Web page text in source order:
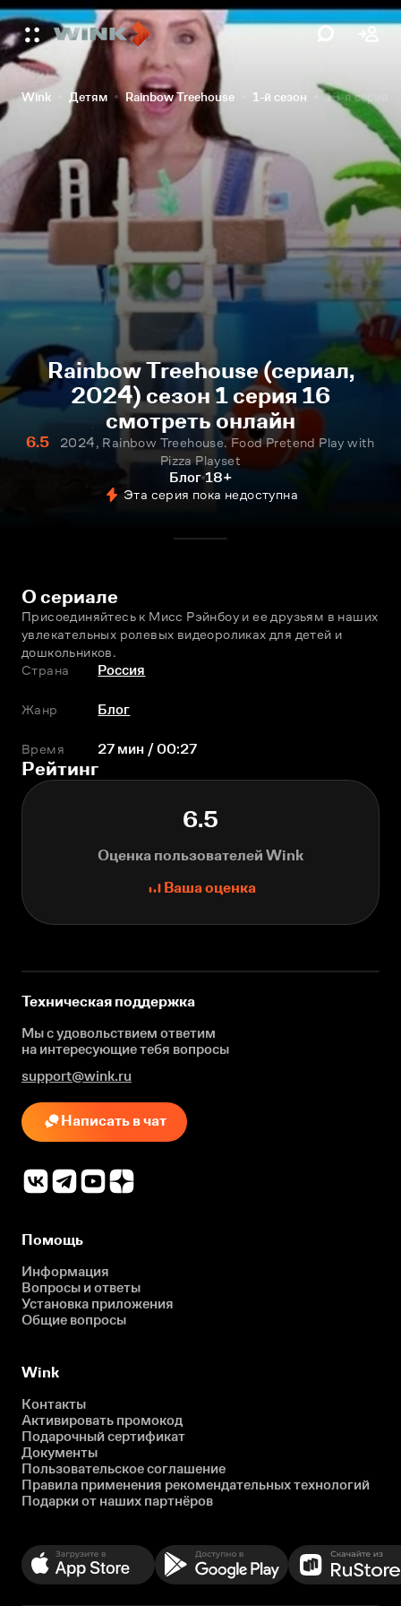
Wink Детям Rainbow Treehouse 1-й сезон 16-я серия
Rainbow Treehouse (сериал,
2024) сезон 1 серия 16
смотреть онлайн
6.5
2024, Rainbow Treehouse. Food Pretend Play with
Pizza Playset
Блог 18+
Эта серия пока недоступна
О сериале
Присоединяйтесь к Мисс Рэйнбоу и ее друзьям в наших
увлекательных ролевых видеороликах для детей и
дошкольников.
Страна
Россия
Жанр Блог
Время 27 мин / 00:27
Рейтинг
6.5
Оценка пользователей Wink
Ваша оценка
Техническая поддержка
Мы с удовольствием ответим
на интересующиетебя вопросы
support@wink.ru
Написать в чат
Помощь
Информация
Вопросы и ответы
Установка приложения
Общие вопросы
Wink
Контакты
Активировать промокод
Подарочный сертификат
Документы
Пользовательское соглашение
Правила применения рекомендательных технологий
Подарки от наших партнёров